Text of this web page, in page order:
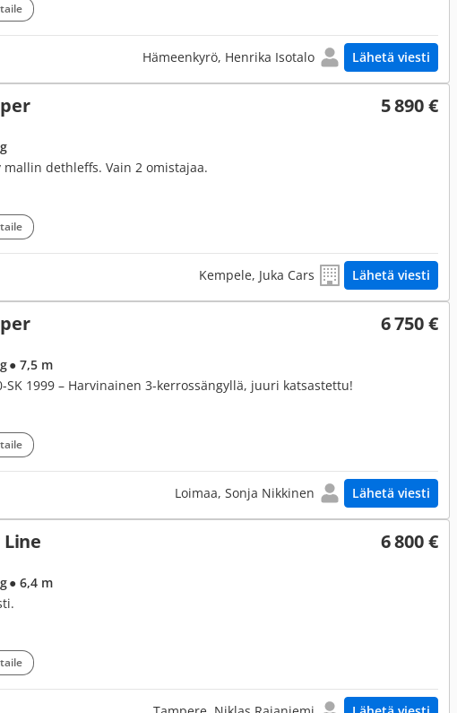
Hämeenkyrö, Henrika Isotalo Lähetä viesti
5 890 €
dethleffs. Vain 2 omistajaa.
Kempele, Juka Cars Lähetä viesti
6 750 €
● 7,5 m
SK 1999 – Harvinainen 3-kerrossängyllä, juuri katsastettu!
Loimaa, Sonja Nikkinen Lähetä viesti
6 800 €
● 6,4 m